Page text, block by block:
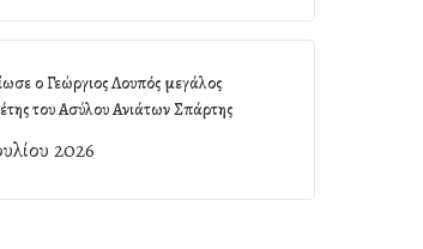
ο Γεώργιος Λουπός μεγάλος
του Ασύλου Ανιάτων Σπάρτης
2026